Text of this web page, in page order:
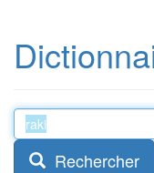
Rechercher